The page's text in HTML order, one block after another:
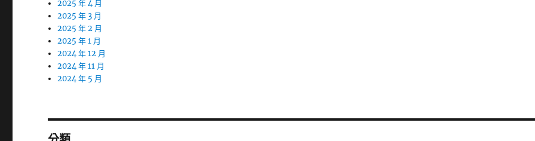
2025 年 4 月
2025 年 3 月
2025 年 2 月
2025 年 1 月
2024 年 12 月
2024 年 11 月
2024 年 5 月